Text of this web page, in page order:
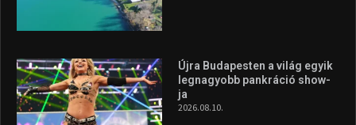
Újra Budapesten a világ egyik
legnagyobb pankráció show-
ja
2026.08.10.